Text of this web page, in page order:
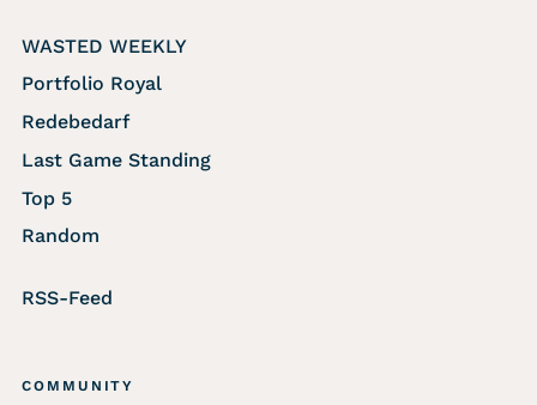
WASTED WEEKLY
Portfolio Royal
Redebedarf
Last Game Standing
Top 5
Random
RSS-Feed
COMMUNITY